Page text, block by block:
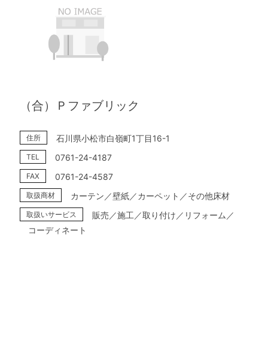
（合）Ｐファブリック
住所 石川県小松市白嶺町1丁目16-1
TEL 0761-24-4187
FAX 0761-24-4587
取扱商材 カーテン／壁紙／カーペット／その他床材
取扱いサービス
販売／施工／取り付け／リフォーム／
コーディネート